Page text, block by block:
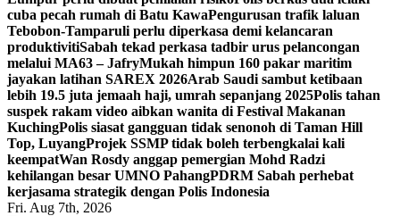
cuba pecah rumah di Batu KawaPengurusan trafik laluan
Tebobon-Tamparuli perlu diperkasa demi kelancaran
produktivitiSabah tekad perkasa tadbir urus pelancongan
melalui MA63 – JafryMukah himpun 160 pakar maritim
jayakan latihan SAREX 2026Arab Saudi sambut ketibaan
lebih 19.5 juta jemaah haji, umrah sepanjang 2025Polis tahan
suspek rakam video aibkan wanita di Festival Makanan
KuchingPolis siasat gangguan tidak senonoh di Taman Hill
Top, LuyangProjek SSMP tidak boleh terbengkalai kali
keempatWan Rosdy anggap pemergian Mohd Radzi
kehilangan besar UMNO PahangPDRM Sabah perhebat
kerjasama strategik dengan Polis Indonesia
Fri. Aug 7th, 2026